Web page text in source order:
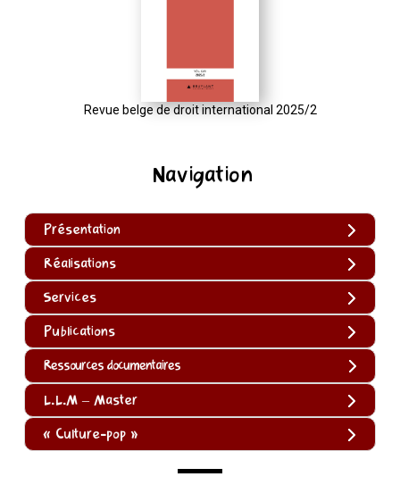
Navigation
Présentation
Réalisations
Services
Publications
Ressources documentaires
L.L.M – Master
« Culture-pop »
Revue belge de droit international 2025/2